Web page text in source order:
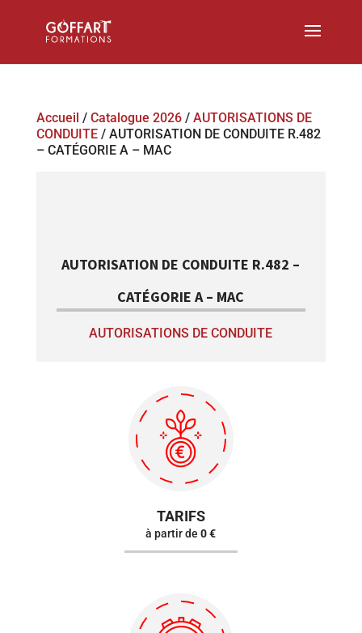
Accueil / Catalogue 2026/ AUTORISATIONS DE
CONDUITE/ AUTORISATION DE CONDUITE R.482
– CATÉGORIE A – MAC
AUTORISATION DE CONDUITE R.482 –
CATÉGORIE A – MAC
AUTORISATIONS DE CONDUITE
TARIFS
à partir de0 €